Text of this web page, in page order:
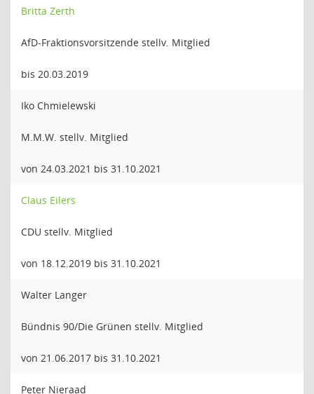
Britta Zerth
AfD-Fraktionsvorsitzende stellv. Mitglied
bis 20.03.2019
Iko Chmielewski
M.M.W. stellv. Mitglied
von 24.03.2021 bis 31.10.2021
Claus Eilers
CDU stellv. Mitglied
von 18.12.2019 bis 31.10.2021
Walter Langer
Bündnis 90/Die Grünen stellv. Mitglied
von 21.06.2017 bis 31.10.2021
Peter Nieraad